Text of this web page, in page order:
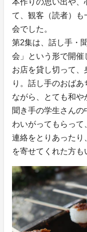
本作りの思い出や、
て、観客（読者）
会でした。
第2集は、話し手・
会」という形で開催
お店を貸し切って
り。話し手のおば
ながら、とても和や
聞き手の学生さん
わいがってもらって
連絡をとりあったり
を寄せてくれた方も